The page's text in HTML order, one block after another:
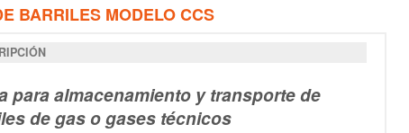
BARRILES MODELO CCS
para almacenamiento y transporte de
de gas o gases técnicos